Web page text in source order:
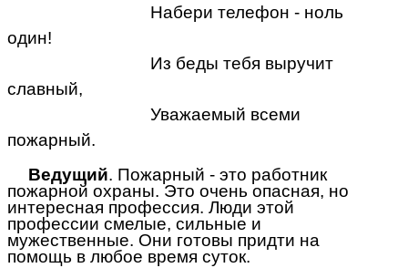
Набери телефон - ноль
один!
Из беды тебя выручит
славный,
Уважаемый всеми
пожарный.
Ведущий. Пожарный - это работник
пожарной охраны. Это очень опасная, но
интересная профессия. Люди этой
профессии смелые, сильные и
мужественные. Они готовы придти на
помощь в любое время суток.